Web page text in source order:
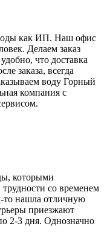
как ИП. Наш офис
Делаем заказ
что доставка
заказа, всегда
воду Горный
компания с
которыми
со временем
то нашла отличную
приезжают
2-3 дня. Однозначно